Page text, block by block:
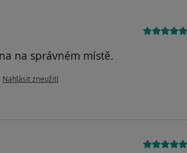
na správném místě.
podle názoru uživatele Milan Nohel
Nahlásit zneužití